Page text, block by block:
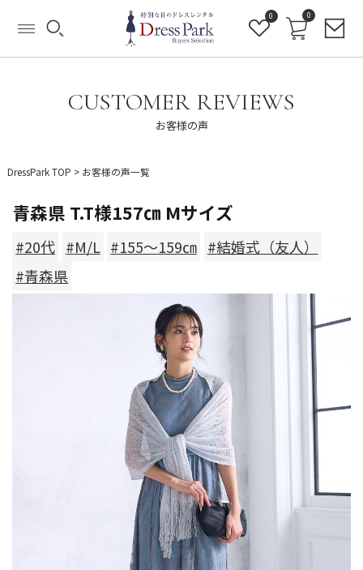
0 0
CUSTOMER REVIEWS
お客様の声
DressPark TOP > お客様の声一覧
青森県 T.T様157㎝ Mサイズ
#20代 #M/L #155～159㎝ #結婚式（友人）
#青森県